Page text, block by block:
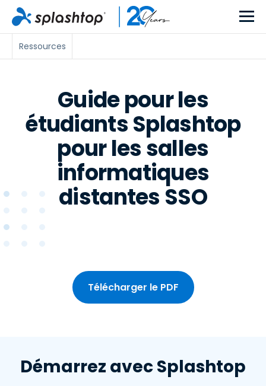
Ressources
Guide pour les
étudiants Splashtop
pour les salles
informatiques
distantes SSO
Télécharger le PDF
Démarrez avec Splashtop